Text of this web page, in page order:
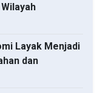
Layak Menjadi
dan